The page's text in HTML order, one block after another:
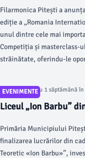
Masterclass &
Filarmonica Pitești a
ediție a „Romania
unul dintre cele mai
Competiția și masterclass-
străinătate, oferindu-le
EVENIMENTE
Articol postat cu 1 săptămână
Liceul „Ion Barbu”
Primăria Municipiului
finalizarea lucrărilor din
Teoretic «Ion Barbu»”,